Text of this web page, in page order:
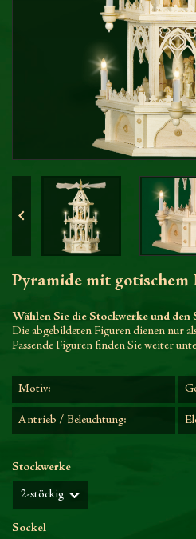

Pyramide mit
Wählen Sie die Stockwerke und den
Die abgebildeten Figuren dienen nur
Passende Figuren finden Sie weiter
Motiv:
Antrieb / Beleuchtung:
Stockwerke
Sockel